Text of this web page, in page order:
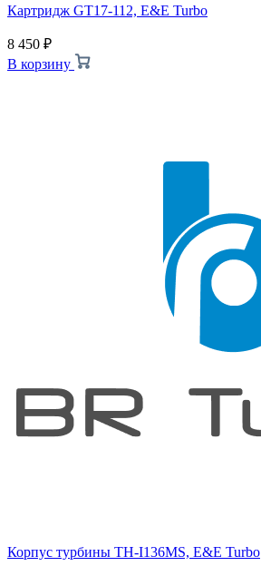
Картридж GT17-112, E&E Turbo
8 450 ₽
В корзину
Корпус турбины TH-I136MS, E&E Turbo